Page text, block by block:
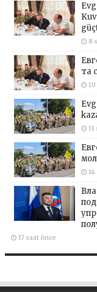
8
та
11
17 saat önce